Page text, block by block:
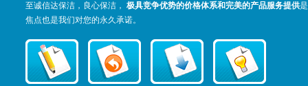
至诚信达保洁，良心保洁， 极具竞争优势的价格体系和完美的产品服务提供
焦点也是我们对您的永久承诺。